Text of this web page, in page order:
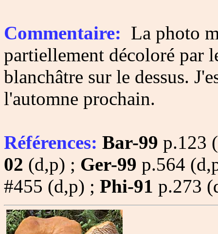
Commentaire: La photo
partiellement décoloré par
blanchâtre sur le dessus.
l'automne prochain.
Références: Bar-99 p.123
02 (d,p) ; Ger-99 p.564
#455 (d,p) ; Phi-91 p.273